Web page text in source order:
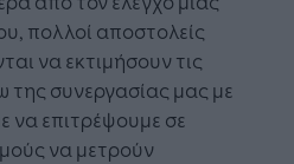
πολλοί αποστολείς
να εκτιμήσουν τις
συνεργασίας μας με
να επιτρέψουμε σε
να μετρούν